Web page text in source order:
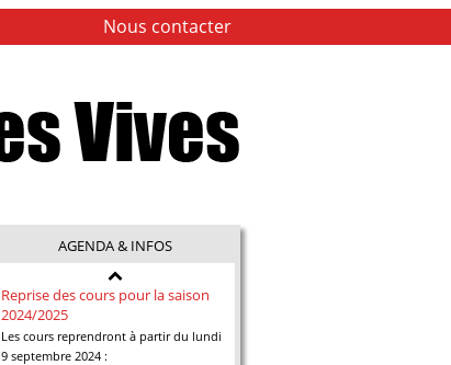
Nous contacter
AGENDA & INFOS
Reprise des cours pour la saison
2024/2025
Les cours reprendront à partir du lundi
9 septembre 2024 :